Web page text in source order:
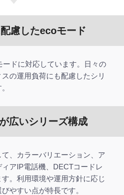
慮したecoモード
ドに対応しています。日々の
の運用負荷にも配慮したシリ
広いシリーズ構成
、カラーバリエーション、ア
アIP電話機、DECTコードレ
。利用環境や運用方針に応じ
やすい点が特長です。